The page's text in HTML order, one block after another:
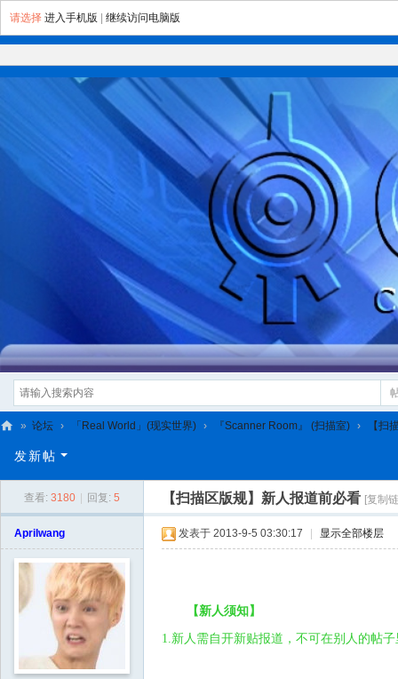
请选择 进入手机版 继续访问电脑版
L
» 论坛 › 「Real World」(现实世界) › 『Scanner Room』 (扫描室) › 【扫
发新帖
查看: 3180 回复: 5 【扫描区版规】新人报道前必看 [复制
Aprilwang 发表于 2013-9-5 03:30:17 显示全部楼层
【新人须知】
1.新人需自开新贴报道，不可在别人的帖